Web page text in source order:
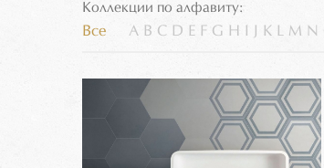
Коллекции по алфавиту:
Все A B C D E F G H K L M N